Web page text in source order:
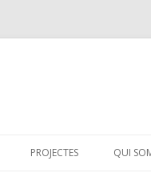
PROJECTES QUI